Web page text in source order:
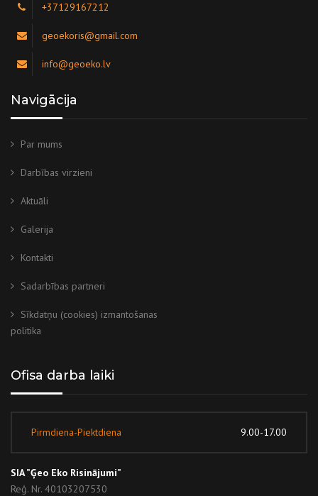
+37129167212
geoekoris@gmail.com
info@geoeko.lv
Navigācija
Par mums
Darbības virzieni
Aktuāli
Galerija
Kontakti
Sadarbības partneri
Sīkdatņu (cookies) izmantošanas
politika
Ofisa darba laiki
Pirmdiena-Piektdiena 9.00-17.00
SIA ”Ģeo Eko Risinājumi”
Reģ. Nr. 40103207530